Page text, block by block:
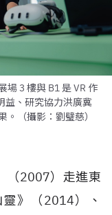
場 3 樓與 B1 是 VR 作
益、研究協力洪廣冀
（攝影：劉璧慈）
（2007）走進東
》（2014）、